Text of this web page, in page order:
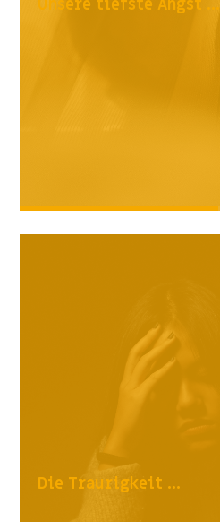
Unsere tiefste Angst ...
Die Traurigkeit ...